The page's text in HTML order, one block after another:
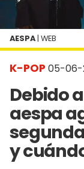
K-POP 05-06-
Debido
aespa
y
AESPA | WEB